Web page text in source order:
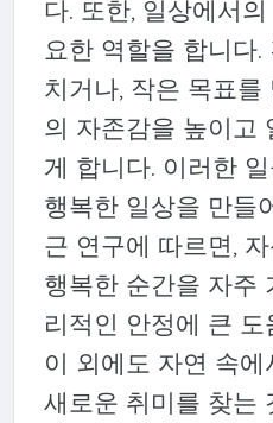
다. 또한, 일상에서
요한 역할을 합니다
치거나, 작은 목표를
의 자존감을 높이고
게 합니다. 이러한
행복한 일상을 만들
근 연구에 따르면,
행복한 순간을 자주
리적인 안정에 큰
이 외에도 자연 속
새로운 취미를 찾는